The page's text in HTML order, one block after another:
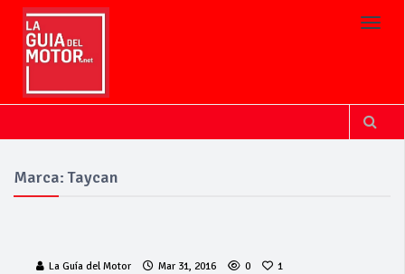
Marca: Taycan
La Guía del Motor Mar 31, 2016 0
1